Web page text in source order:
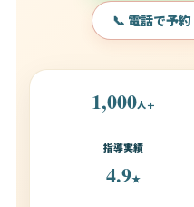
📞 電話で予
1,000人＋
指導実績
4.9★